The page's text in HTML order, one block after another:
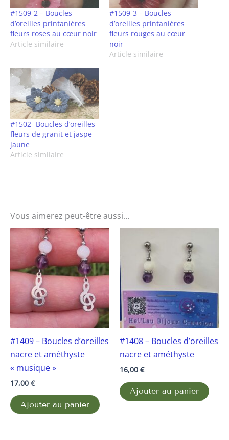
#1509-2 – Boucles
d’oreilles printanières
fleurs roses au cœur noir
Article similaire
#1509-3 – Boucles
d’oreilles printanières
fleurs rouges au cœur
noir
Article similaire
#1502- Boucles d’oreilles
fleurs de granit et jaspe
jaune
Article similaire
Vous aimerez peut-être aussi…
#1409 – Boucles d’oreilles
nacre et améthyste
« musique »
17,00 €
Ajouter au panier
#1408 – Boucles d’oreilles
nacre et améthyste
16,00 €
Ajouter au panier